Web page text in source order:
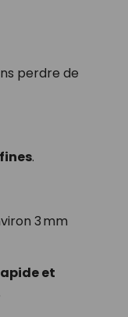
perdre de
.
3 mm
et